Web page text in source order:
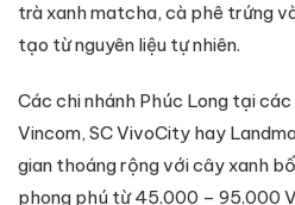
trà xanh matcha, cà phê trứng
tạo từ nguyên liệu tự nhiên.
Các chi nhánh Phúc Long tại
Vincom, SC VivoCity hay
gian thoáng rộng với cây xanh
phong phú từ 45.000 – 95.000